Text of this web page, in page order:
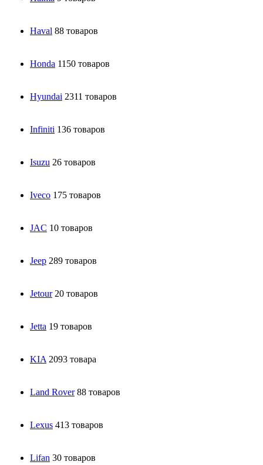
Haval 88 товаров
Honda 1150 товаров
Hyundai 2311 товаров
Infiniti 136 товаров
Isuzu 26 товаров
Iveco 175 товаров
JAC 10 товаров
Jeep 289 товаров
Jetour 20 товаров
Jetta 19 товаров
KIA 2093 товара
Land Rover 88 товаров
Lexus 413 товаров
Lifan 30 товаров